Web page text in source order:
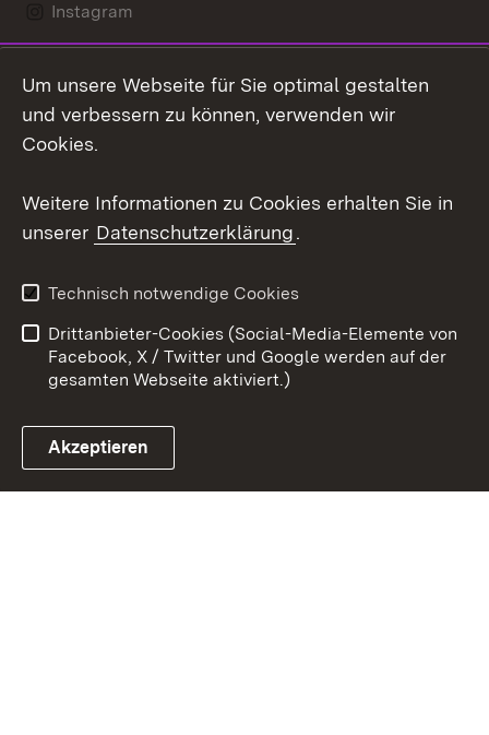
Instagram
Mastodon
Youtube
Link zum Landesportal
Kontakt
Datenschutz
Barrierefreiheit
Impressum Cookies
Um unsere Webseite für Sie optimal gestalten
und verbessern zu können, verwenden wir
Cookies.
Weitere Informationen zu Cookies erhalten Sie in
unserer Datenschutzerklärung.
Technisch notwendige Cookies
Drittanbieter-Cookies (Social-Media-Elemente von
Facebook, X / Twitter und Google werden auf der
gesamten Webseite aktiviert.)
Akzeptieren